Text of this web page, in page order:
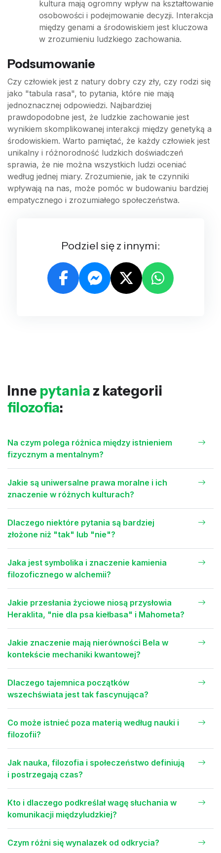
kultura mają ogromny wpływ na kształtowanie
osobowości i podejmowanie decyzji. Interakcja
między genami a środowiskiem jest kluczowa
w zrozumieniu ludzkiego zachowania.
Podsumowanie
Czy człowiek jest z natury dobry czy zły, czy rodzi się
jako "tabula rasa", to pytania, które nie mają
jednoznacznej odpowiedzi. Najbardziej
prawdopodobne jest, że ludzkie zachowanie jest
wynikiem skomplikowanej interakcji między genetyką a
środowiskiem. Warto pamiętać, że każdy człowiek jest
unikalny i różnorodność ludzkich doświadczeń
sprawia, że nie można wszystkich ludzi oceniać
według jednej miary. Zrozumienie, jak te czynniki
wpływają na nas, może pomóc w budowaniu bardziej
empatycznego i zrozumiałego społeczeństwa.
Podziel się z innymi:
Inne pytania z kategorii
filozofia:
Na czym polega różnica między istnieniem
fizycznym a mentalnym?
Jakie są uniwersalne prawa moralne i ich
znaczenie w różnych kulturach?
Dlaczego niektóre pytania są bardziej
złożone niż "tak" lub "nie"?
Jaka jest symbolika i znaczenie kamienia
filozoficznego w alchemii?
Jakie przesłania życiowe niosą przysłowia
Heraklita, "nie dla psa kiełbasa" i Mahometa?
Jakie znaczenie mają nierówności Bela w
kontekście mechaniki kwantowej?
Dlaczego tajemnica początków
wszechświata jest tak fascynująca?
Co może istnieć poza materią według nauki i
filozofii?
Jak nauka, filozofia i społeczeństwo definiują
i postrzegają czas?
Kto i dlaczego podkreślał wagę słuchania w
komunikacji międzyludzkiej?
Czym różni się wynalazek od odkrycia?